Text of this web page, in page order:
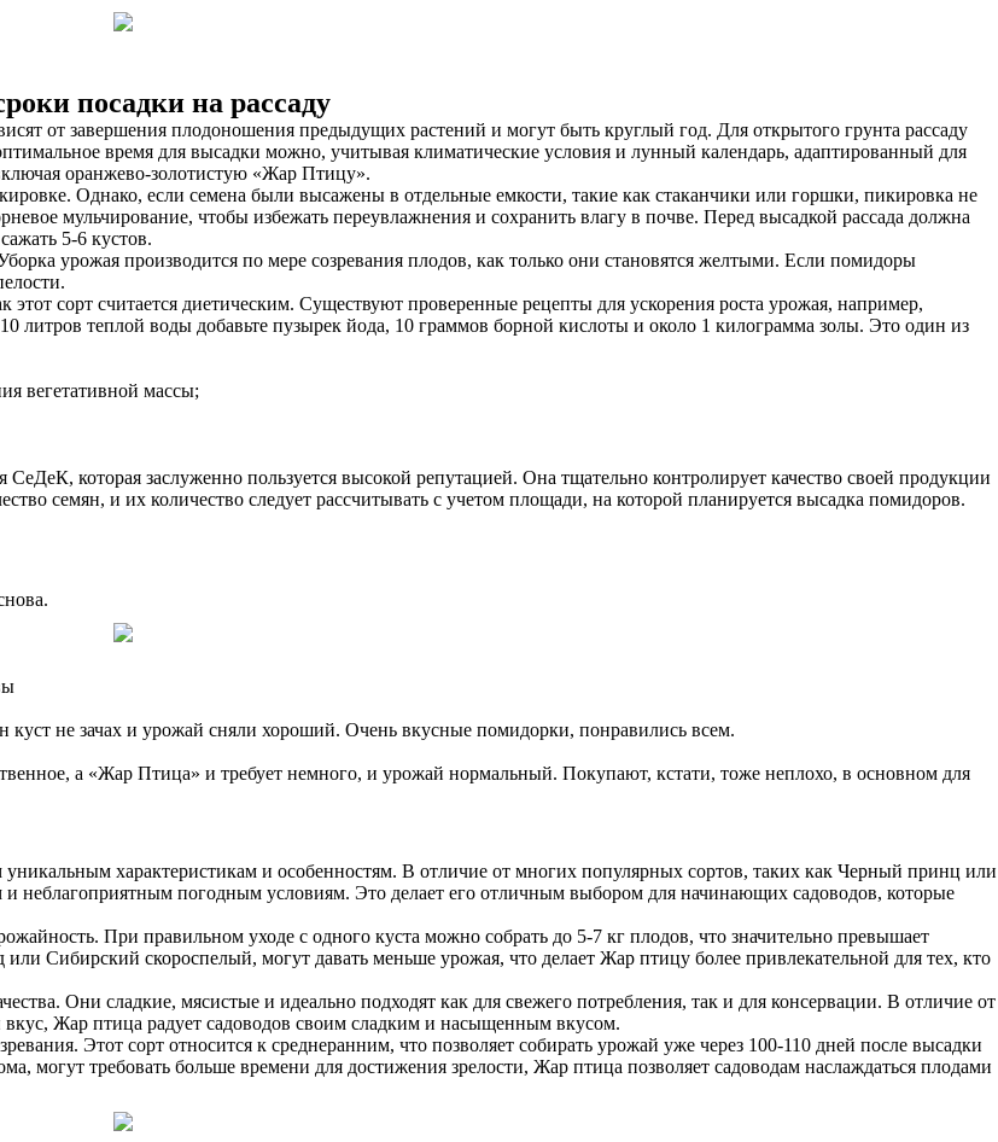
посадки на рассаду
от завершения плодоношения предыдущих растений и могут быть круглый год. Для открытого грунта рассаду
время для высадки можно, учитывая климатические условия и лунный календарь, адаптированный для
оранжево-золотистую «Жар Птицу».
Однако, если семена были высажены в отдельные емкости, такие как стаканчики или горшки, пикировка не
мульчирование, чтобы избежать переувлажнения и сохранить влагу в почве. Перед высадкой рассада должна
5-6 кустов.
урожая производится по мере созревания плодов, как только они становятся желтыми. Если помидоры
этот сорт считается диетическим. Существуют проверенные рецепты для ускорения роста урожая, например,
литров теплой воды добавьте пузырек йода, 10 граммов борной кислоты и около 1 килограмма золы. Это один из
вегетативной массы;
которая заслуженно пользуется высокой репутацией. Она тщательно контролирует качество своей продукции
семян, и их количество следует рассчитывать с учетом площади, на которой планируется высадка помидоров.
не зачах и урожай сняли хороший. Очень вкусные помидорки, понравились всем.
а «Жар Птица» и требует немного, и урожай нормальный. Покупают, кстати, тоже неплохо, в основном для
характеристикам и особенностям. В отличие от многих популярных сортов, таких как Черный принц или
неблагоприятным погодным условиям. Это делает его отличным выбором для начинающих садоводов, которые
При правильном уходе с одного куста можно собрать до 5-7 кг плодов, что значительно превышает
Сибирский скороспелый, могут давать меньше урожая, что делает Жар птицу более привлекательной для тех, кто
Они сладкие, мясистые и идеально подходят как для свежего потребления, так и для консервации. В отличие от
Жар птица радует садоводов своим сладким и насыщенным вкусом.
Этот сорт относится к среднеранним, что позволяет собирать урожай уже через 100-110 дней после высадки
могут требовать больше времени для достижения зрелости, Жар птица позволяет садоводам наслаждаться плодами